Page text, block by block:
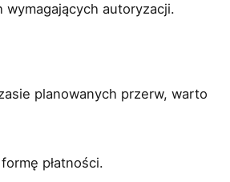
autoryzacji.
planowanych przerw, warto
płatności.